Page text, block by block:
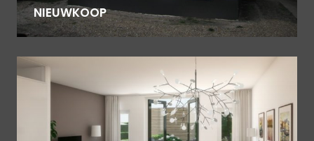
NIEUWKOOP